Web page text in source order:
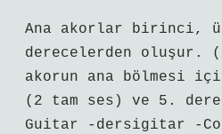
Ana akorlar birinci,
derecelerden oluşur.
akorun ana bölmesi
(2 tam ses) ve 5.
Guitar -dersigitar -